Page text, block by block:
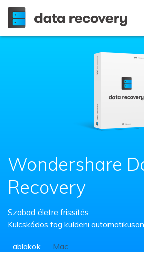
Wondershare
Recovery
Szabad életre frissítés
Kulcskódos fog küldeni
ablakok Mac